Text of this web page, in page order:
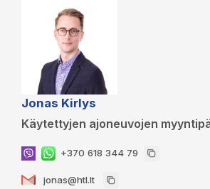
Jonas Kirlys
Käytettyjen ajoneuvojen
+370 618 344 79
jonas@htl.lt